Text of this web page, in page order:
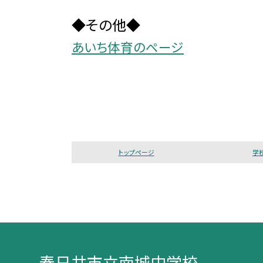
◆その他◆
あいち体育のページ
トップページ 学